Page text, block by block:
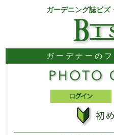
ガーデニング誌ビズ
ガーデナーの